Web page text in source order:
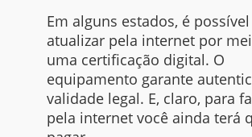
Em alguns estados, é possível
atualizar pela internetpor
uma certificação digital. O
equipamento garante
validade legal. E, claro, para
pela internetvocê ainda terá